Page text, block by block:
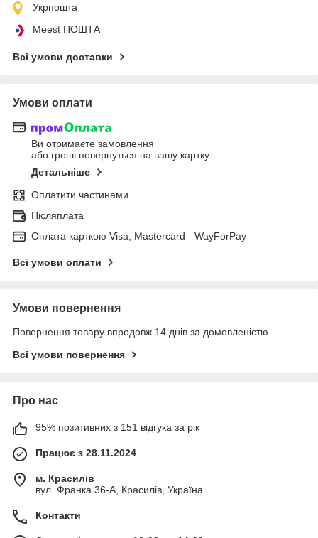
Укрпошта
Meest ПОШТА
Всі умови доставки
Умови оплати
Ви отримаєте замовлення
або гроші повернуться на вашу картку
Детальніше
Оплатити частинами
Післяплата
Оплата карткою Visa, Mastercard - WayForPay
Всі умови оплати
Умови повернення
Повернення товару впродовж 14 днів за домовленістю
Всі умови повернення
Про нас
95% позитивних з 151 відгука за рік
Працює з 28.11.2024
м. Красилів
вул. Франка 36-А, Красилів, Україна
Контакти